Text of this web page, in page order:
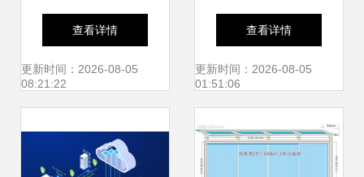
免费下载 最新
v1.1.8版发布，网
查看详情
更新时间：2026-08-05
08:21:22
化转型的核心驱动
力
查看详情
更新时间：2026-08-05
01:51:06